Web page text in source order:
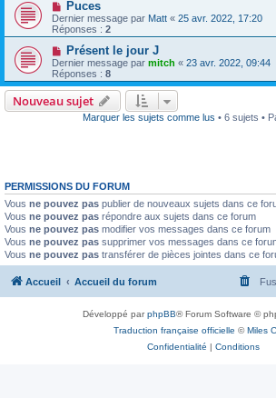
Puces
Dernier message par Matt « 25 avr. 2022, 17:20
Réponses : 2
Présent le jour J
Dernier message par mitch « 23 avr. 2022, 09:44
Réponses : 8
Nouveau sujet
Marquer les sujets comme lus • 6 sujets •
PERMISSIONS DU FORUM
Vous ne pouvez pas publier de nouveaux sujets dans ce
Vous ne pouvez pas répondre aux sujets dans ce forum
Vous ne pouvez pas modifier vos messages dans ce forum
Vous ne pouvez pas supprimer vos messages dans ce
Vous ne pouvez pas transférer de pièces jointes dans ce
Accueil Accueil du forum
Développé parphpBB® Forum Software ©
Traduction française officielle ©Miles
Confidentialité | Conditions